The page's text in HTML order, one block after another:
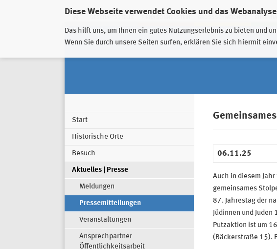
Diese Webseite verwendet Cookies und das
Das hilft uns, um Ihnen ein gutes Nutzungserlebnis zu bieten und
Wenn Sie durch unsere Seiten surfen, erklären Sie sich hiermit
Start
Historische Orte
Besuch
Aktuelles | Presse
Meldungen
Pressemitteilungen
Veranstaltungen
Ansprechpartner
Öffentlichkeitsarbeit
06.11.25
Auch in diesem
gemeinsames
87. Jahrestag der
Jüdinnen und
Putzaktion ist um
(Bäckerstraße 15).